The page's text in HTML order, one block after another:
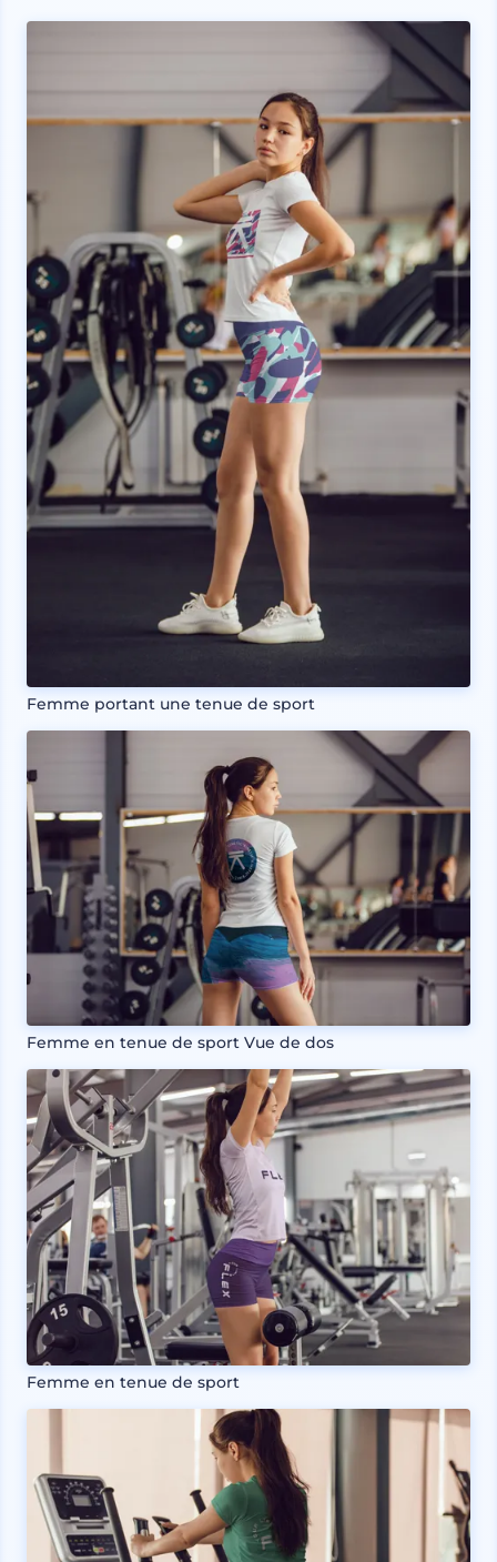
Femme portant une tenue de sport
Femme en tenue de sport Vue de dos
Femme en tenue de sport